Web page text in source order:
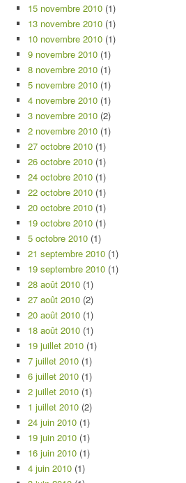
15 novembre 2010 (1)
13 novembre 2010 (1)
10 novembre 2010 (1)
9 novembre 2010 (1)
8 novembre 2010 (1)
5 novembre 2010 (1)
4 novembre 2010 (1)
3 novembre 2010 (2)
2 novembre 2010 (1)
27 octobre 2010 (1)
26 octobre 2010 (1)
24 octobre 2010 (1)
22 octobre 2010 (1)
20 octobre 2010 (1)
19 octobre 2010 (1)
5 octobre 2010 (1)
21 septembre 2010 (1)
19 septembre 2010 (1)
28 août 2010 (1)
27 août 2010 (2)
20 août 2010 (1)
18 août 2010 (1)
19 juillet 2010 (1)
7 juillet 2010 (1)
6 juillet 2010 (1)
2 juillet 2010 (1)
1 juillet 2010 (2)
24 juin 2010 (1)
19 juin 2010 (1)
16 juin 2010 (1)
4 juin 2010 (1)